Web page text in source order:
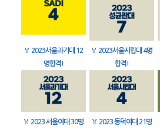
🏅 2023서울과기대 12
명합격!
🏅 2023서울시립대 4명
합격!
🏅 2023 서울여대 30명
🏅 2023 동덕여대 21명